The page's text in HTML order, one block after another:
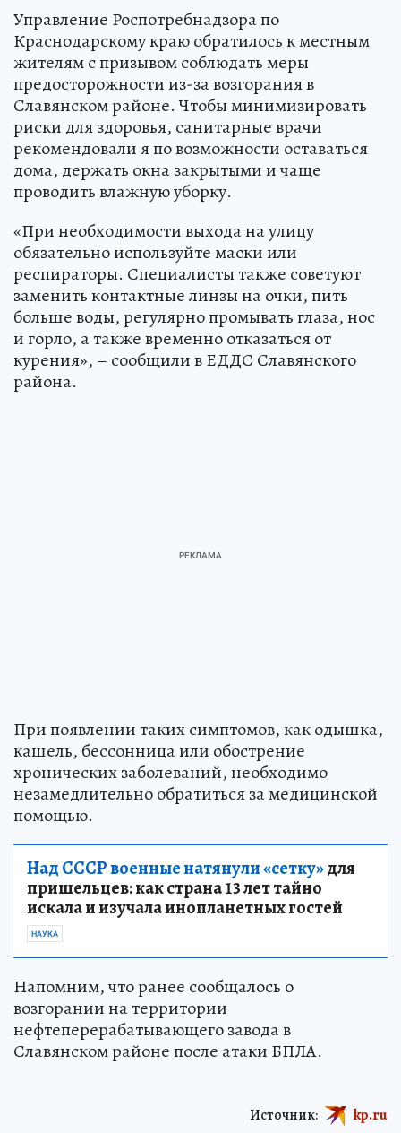
Управление Роспотребнадзора по
Краснодарскому краю обратилось к местным
жителям с призывом соблюдать меры
предосторожности из-за возгорания в
Славянском районе. Чтобы минимизировать
риски для здоровья, санитарные врачи
рекомендовали я по возможности оставаться
дома, держать окна закрытыми и чаще
проводить влажную уборку.
«При необходимости выхода на улицу
обязательно используйте маски или
респираторы. Специалисты также советуют
заменить контактные линзы на очки, пить
больше воды, регулярно промывать глаза, нос
и горло, а также временно отказаться от
курения», – сообщили в ЕДДС Славянского
района.
При появлении таких симптомов, как одышка,
кашель, бессонница или обострение
хронических заболеваний, необходимо
незамедлительно обратиться за медицинской
помощью.
Над СССР военные натянули «сетку»для
пришельцев: как страна 13 лет тайно
искала и изучала инопланетных гостей
НАУКА
Напомним, что ранее сообщалось о
возгорании на территории
нефтеперерабатывающего завода в
Славянском районе после атаки БПЛА.
Источник: kp.ru